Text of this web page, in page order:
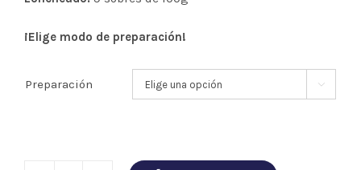
¡Elige modo de preparación!
Preparación 